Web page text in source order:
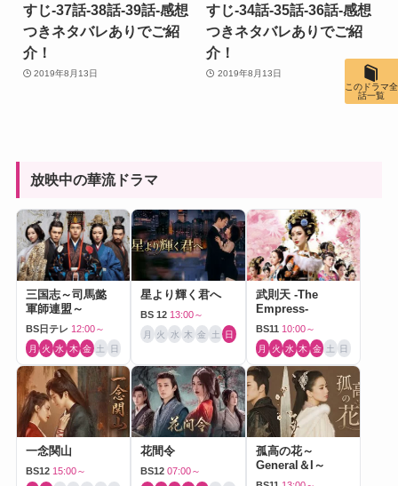
すじ-37話-38話-39話-感想
つきネタバレありでご紹
介！
2019年8月13日
すじ-34話-35話-36話-感想
つきネタバレありでご紹
介！
2019年8月13日
放映中の華流ドラマ
三国志～司馬懿
軍師連盟～
BS日テレ 12:00～
月 火 水 木 金 土 日
星より輝く君へ
BS 12 13:00～
月 火 水 木 金 土 日
武則天 -The
Empress-
BS11 10:00～
月 火 水 木 金 土 日
一念関山
BS12 15:00～
花間令
BS12 07:00～
孤高の花～
General＆I～
このドラマ全
話一覧